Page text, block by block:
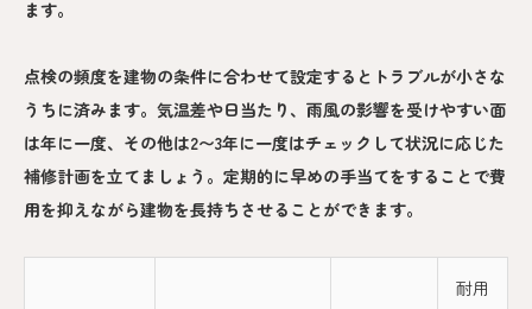
ます。
点検の頻度を建物の条件に合わせて設定するとトラブルが小さな
うちに済みます。気温差や日当たり、雨風の影響を受けやすい面
は年に一度、その他は2〜3年に一度はチェックして状況に応じた
補修計画を立てましょう。定期的に早めの手当てをすることで費
用を抑えながら建物を長持ちさせることができます。
耐用